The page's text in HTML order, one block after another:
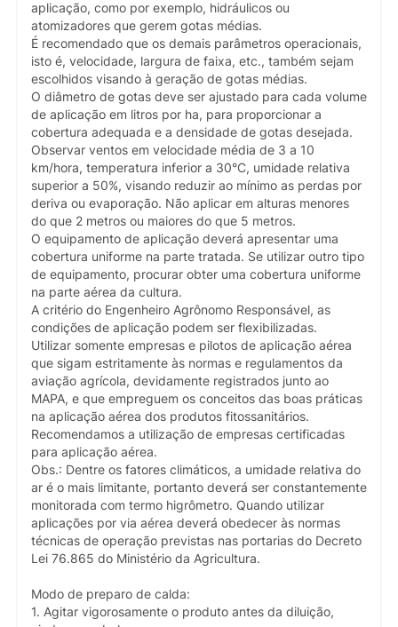
aplicação, como por exemplo, hidráulicos ou
atomizadores que gerem gotas médias.
É recomendado que os demais parâmetros operacionais,
isto é, velocidade, largura de faixa, etc., também sejam
escolhidos visando à geração de gotas médias.
O diâmetro de gotas deve ser ajustado para cada volume
de aplicação em litros por ha, para proporcionar a
cobertura adequada e a densidade de gotas desejada.
Observar ventos em velocidade média de 3 a 10
km/hora, temperatura inferior a 30°C, umidade relativa
superior a 50%, visando reduzir ao mínimo as perdas por
deriva ou evaporação. Não aplicar em alturas menores
do que 2 metros ou maiores do que 5 metros.
O equipamento de aplicação deverá apresentar uma
cobertura uniforme na parte tratada. Se utilizar outro tipo
de equipamento, procurar obter uma cobertura uniforme
na parte aérea da cultura.
A critério do Engenheiro Agrônomo Responsável, as
condições de aplicação podem ser flexibilizadas.
Utilizar somente empresas e pilotos de aplicação aérea
que sigam estritamente às normas e regulamentos da
aviação agrícola, devidamente registrados junto ao
MAPA, e que empreguem os conceitos das boas práticas
na aplicação aérea dos produtos fitossanitários.
Recomendamos a utilização de empresas certificadas
para aplicação aérea.
Obs.: Dentre os fatores climáticos, a umidade relativa do
ar é o mais limitante, portanto deverá ser constantemente
monitorada com termo higrômetro. Quando utilizar
aplicações por via aérea deverá obedecer às normas
técnicas de operação previstas nas portarias do Decreto
Lei 76.865 do Ministério da Agricultura.
Modo de preparo de calda:
1. Agitar vigorosamente o produto antes da diluição,